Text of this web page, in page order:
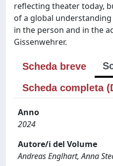
reflecting theater today,
of a global
in the person and in the
Gissenwehrer.
Scheda breve
Scheda completa
Anno
2024
Autore/i del Volume
Andreas Englhart, Anna